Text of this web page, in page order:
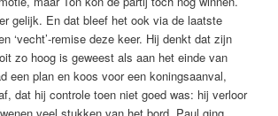
gelijk. En dat bleef het ook via de laatste
‘vecht’-remise deze keer. Hij denkt dat zijn
zo hoog is geweest als aan het einde van
een plan en koos voor een ko­ningsaanval,
dat hij controle toen niet goed was: hij verloor